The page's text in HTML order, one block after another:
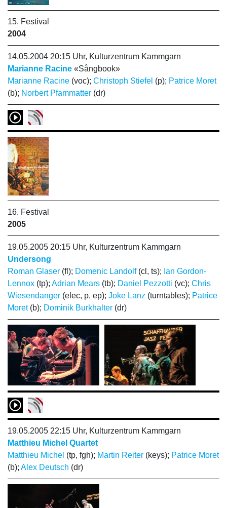
15. Festival
2004
14.05.2004 20:15 Uhr, Kulturzentrum Kammgarn
Marianne Racine «Sångbook»
Marianne Racine (voc); Christoph Stiefel (p); Patrice Moret
(b); Norbert Pfammatter (dr)
16. Festival
2005
19.05.2005 20:15 Uhr, Kulturzentrum Kammgarn
Undersong
Roman Glaser (fl); Domenic Landolf(cl, ts); Ian Gordon-
Lennox (tp); Adrian Mears (tb); Daniel Pezzotti (vc); Chris
Wiesendanger (elec, p, ep); Joke Lanz (turntables); Patrice
Moret(b); Dominik Burkhalter (dr)
19.05.2005 22:15 Uhr, Kulturzentrum Kammgarn
Matthieu Michel Quartet
Matthieu Michel (tp, fgh); Martin Reiter (keys); Patrice Moret
(b); Alex Deutsch (dr)